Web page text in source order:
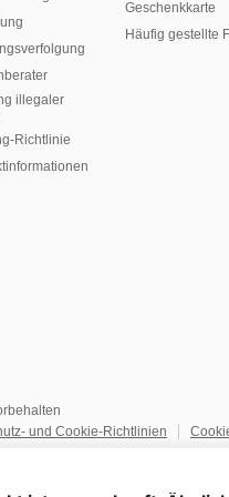
illegaler
Richtlinie
Geschenkkarte
Häufig gestellte
und Cookie-Richtlinien